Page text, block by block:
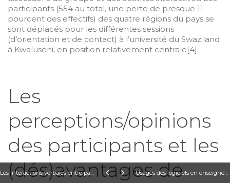
participants (554 au total, une perte de presque 11
pourcent des effectifs) des quatre régions du pays se
sont déplacés pour les différentes sessions
(d’orientation et de contact) à l’université du Swaziland
à Kwaluseni, en position relativement centrale[4].
Les
perceptions/opinions
des participants et les
(dés)avantages de
Les interactions verbales entre patient et médecin à l'hôpital St Martin de Porres de Yaoundé et production d’une plateforme intelligente multilingue d'assistance médicale par communication verbale Rodrigue Cheumadjeu Tchouaga cheumadjeu@yahoo.fr Julia Ndibnu Messina Figureé ju_messina@yahoo.fr Audrey Walab audreywalab@gmail.com Usages des logiciels en enseignement à distance comme alternative des travaux pratiques en formation en ingénierie : étude évaluative en MASTEL de l’ENSP Janvier Fotsing fotsing.janvier@ubuea.cm / jfotsing@gmail.com Pierre Fonkoua pfonkoua2001@yahoo.fr